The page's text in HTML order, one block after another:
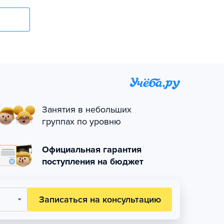
Занятия в небольших
группах по уровню
Официальная гарантия
поступления на бюджет
Записаться на консультацию